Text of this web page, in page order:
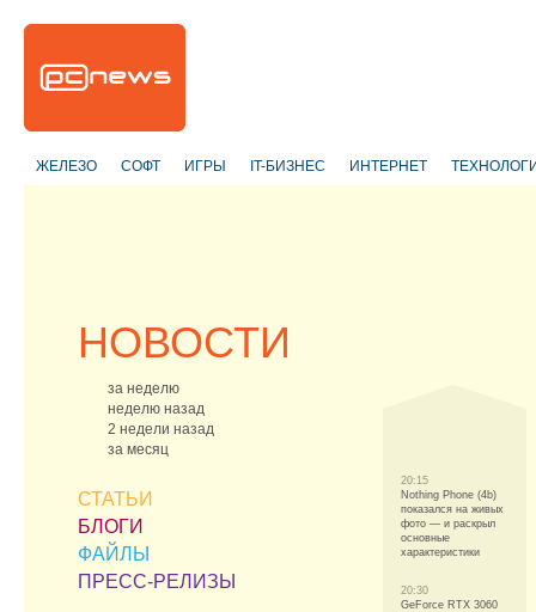
ЖЕЛЕЗО СОФТ ИГРЫ IT-БИЗНЕС ИНТЕРНЕТ
НОВОСТИ
за неделю
неделю назад
2 недели назад
за месяц
СТАТЬИ
БЛОГИ
ФАЙЛЫ
ПРЕСС-РЕЛИЗЫ
20:15
Nothing Phone (4b)
показался на живых
фото — и раскрыл
основные
характеристики
20:30
GeForce RTX 3060